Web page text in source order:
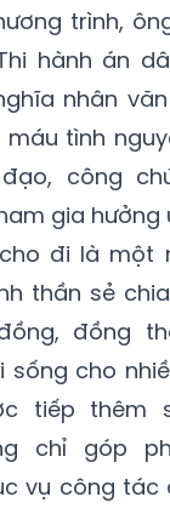
trình,
hành án
nhân
tình
công
gia hưởng
đi là một
thần sẻ
đồng
cho
tiếp thêm
chỉ góp
vụ công tác